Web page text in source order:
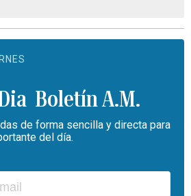
Boletín A.M.
de forma sencilla y directa para
del día.